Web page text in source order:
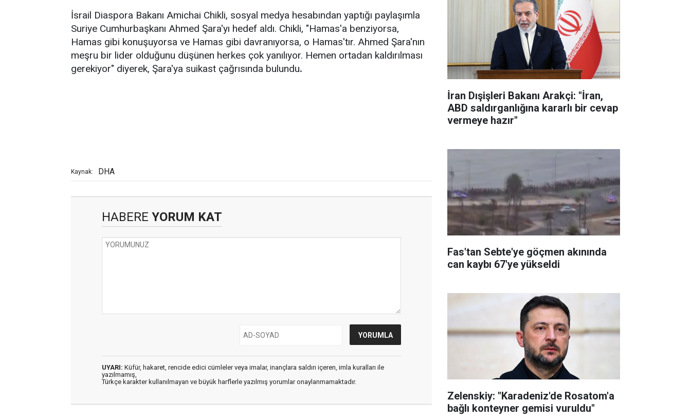
İsrail Diaspora Bakanı Amichai Chikli, sosyal medya hesabından yaptığı paylaşımla
Suriye Cumhurbaşkanı Ahmed Şara'yı hedef aldı. Chikli, "Hamas'a benziyorsa,
Hamas gibi konuşuyorsa ve Hamas gibi davranıyorsa, o Hamas'tır. Ahmed Şara'nın
meşru bir lider olduğunu düşünen herkes çok yanılıyor. Hemen ortadan kaldırılması
gerekiyor" diyerek, Şara'ya suikast çağrısında bulundu.
Kaynak: DHA
HABERE YORUM KAT
UYARI: Küfür, hakaret, rencide edici cümleler veya imalar, inançlara saldırı içeren, imla kuralları ile
yazılmamış,
Türkçe karakter kullanılmayan ve büyük harflerle yazılmış yorumlar onaylanmamaktadır.
İran Dışişleri Bakanı Arakçi: "İran,
ABD saldırganlığına kararlı bir cevap
vermeye hazır"
Fas'tan Sebte'ye göçmen akınında
can kaybı 67'ye yükseldi
Zelenskiy: "Karadeniz'de Rosatom'a
bağlı konteyner gemisi vuruldu"